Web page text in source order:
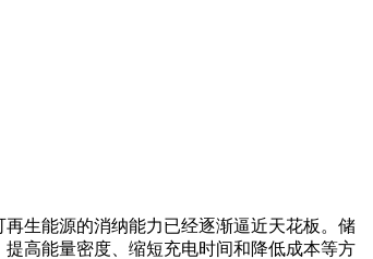
生能源的消纳能力已经逐渐逼近天花板。储
高能量密度、缩短充电时间和降低成本等方